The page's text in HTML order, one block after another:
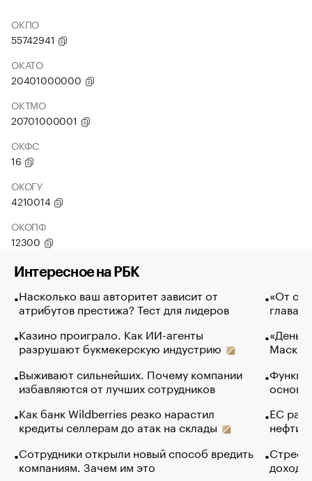
ОКПО
55742941
ОКАТО
20401000000
ОКТМО
20701000001
ОКФС
16
ОКОГУ
4210014
ОКОПФ
12300
Интересное на РБК
Насколько ваш авторитет зависит от
атрибутов престижа? Тест для лидеров
Казино проиграло. Как ИИ-агенты
разрушают букмекерскую индустрию
Выживают сильнейших. Почему компании
избавляются от лучших сотрудников
Как банк Wildberries резко нарастил
кредиты селлерам до атак на склады
Сотрудники открыли новый способ вредить
компаниям. Зачем им это
«От
глава
Маск в
основ
ЕС
нефти